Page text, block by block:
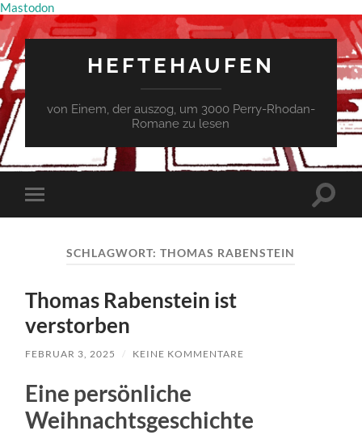
Mastodon
HEFTEHAUFEN
von Einem, der auszog, um 3000 Perry-Rhodan-
Romane zu lesen
Mobile-
Menü
SCHLAGWORT:THOMAS RABENSTEIN
Thomas Rabenstein ist
verstorben
FEBRUAR 3, 2025 / KEINE KOMMENTARE
Eine persönliche
Weihnachtsgeschichte